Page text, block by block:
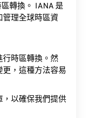
轉換。 IANA 是
理全球時區資
行時區轉換。然
，這種方法容易
，以確保我們提供